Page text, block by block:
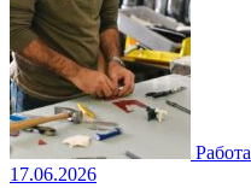
Работа
17.06.2026